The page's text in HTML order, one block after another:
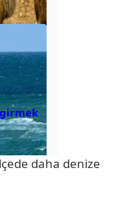
daha denize